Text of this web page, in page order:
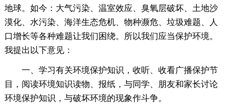
地球。如今：大气污染、温室效应、臭氧层破坏、土地沙
漠化、水污染、海洋生态危机、物种濒危、垃圾难题、人
口增长等各种难题让我们困绕。所以我们应当保护环境。
我提出以下意见：
一、学习有关环境保护知识，收听、收看广播保护节
目，阅读环境知识读物、报纸，与同学、朋友和家长讨论
环境保护知识，与破坏环境的现象作斗争。